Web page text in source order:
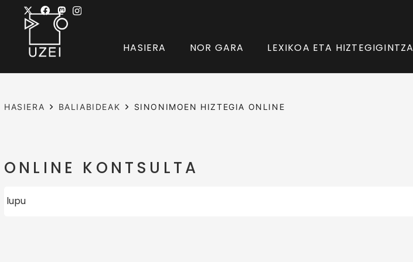
HASIERA NOR GARA LEXIKOA ETA HIZTEGIGINTZA
HASIERA BALIABIDEAK SINONIMOEN HIZTEGIA ONLINE
ONLINE KONTSULTA